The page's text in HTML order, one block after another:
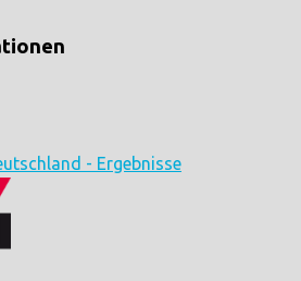
- Ergebnisse